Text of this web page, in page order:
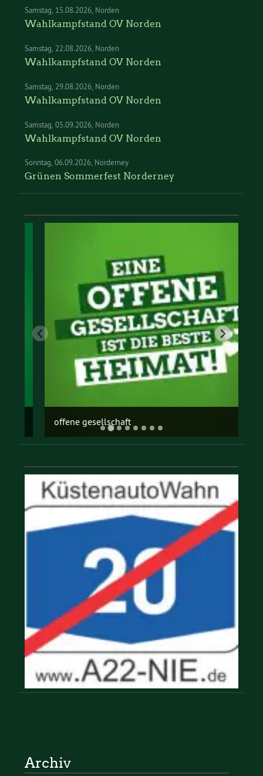
Samstag 15.08.2026 Norden
Wahlkampfstand OV Norden
Samstag 22.08.2026 Norden
Wahlkampfstand OV Norden
Samstag 29.08.2026 Norden
Wahlkampfstand OV Norden
Samstag 05.09.2026 Norden
Wahlkampfstand OV Norden
Sonntag 06.09.2026 Norderney
Grünen Sommerfest Norderney
offene gesellschaft
Archiv